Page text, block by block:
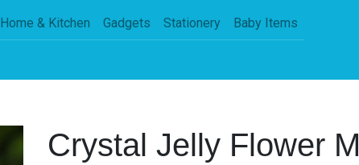
Home & Kitchen Gadgets Stationery Baby Items
Crystal Jelly Flower